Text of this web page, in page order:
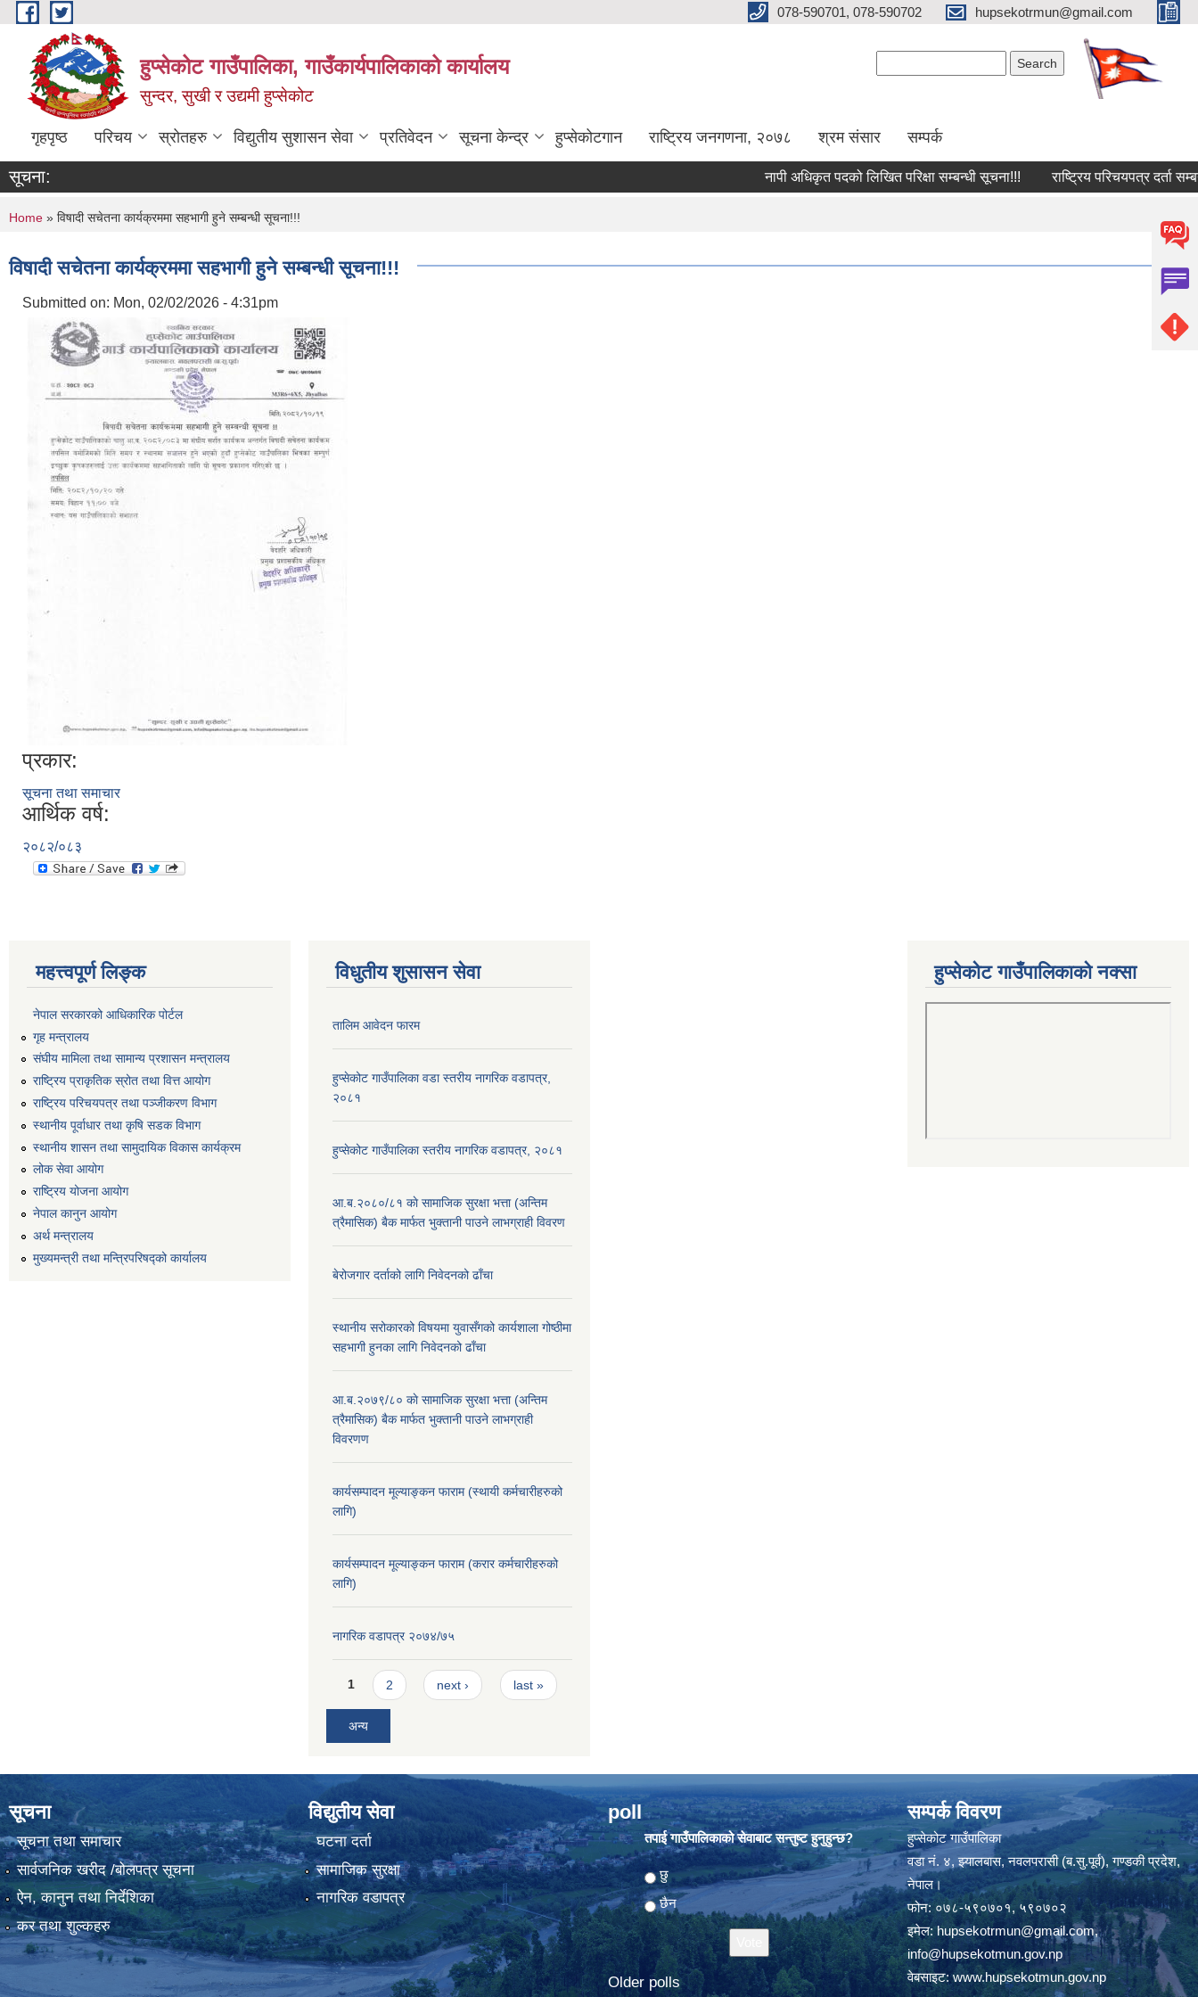
Skip to main content 078-590701, 078-590702 hupsekotrmun@gmail.com
हुप्सेकोट गाउँपालिका, गाउँकार्यपालिकाको कार्यालय
सुन्दर, सुखी र उद्यमी हुप्सेकोट
गृहपृष्ठ परिचय स्रोतहरु विद्युतीय सुशासन सेवा प्रतिवेदन सूचना केन्द्र हुप्सेकोटगान राष्ट्रिय जनगणना, २०७८ श्रम संसार सम्पर्क
सूचना: नापी अधिकृत पदको लिखित परिक्षा सम्बन्धी सूचना!!! राष्‍ट्रिय परिचयपत्र दर्ता सम्बन्धी
You are here
Home » विषादी सचेतना कार्यक्रममा सहभागी हुने सम्बन्धी सूचना!!!
विषादी सचेतना कार्यक्रममा सहभागी हुने सम्बन्धी सूचना!!!
Submitted on: Mon, 02/02/2026 - 4:31pm
प्रकार:
सूचना तथा समाचार
आर्थिक वर्ष:
२०८२/०८३
महत्त्वपूर्ण लिङ्क
नेपाल सरकारको आधिकारिक पोर्टल
गृह मन्त्रालय
संघीय मामिला तथा सामान्य प्रशासन मन्त्रालय
राष्ट्रिय प्राकृतिक स्रोत तथा वित्त आयोग
राष्ट्रिय परिचयपत्र तथा पञ्जीकरण विभाग
स्थानीय पूर्वाधार तथा कृषि सडक विभाग
स्थानीय शासन तथा सामुदायिक विकास कार्यक्रम
लोक सेवा आयोग
राष्ट्रिय योजना आयोग
नेपाल कानुन आयोग
अर्थ मन्त्रालय
मुख्यमन्त्री तथा मन्त्रिपरिषद्को कार्यालय
विधुतीय शुसासन सेवा
तालिम आवेदन फारम
हुप्सेकोट गाउँपालिका वडा स्तरीय नागरिक वडापत्र,
२०८१
हुप्सेकोट गाउँपालिका स्तरीय नागरिक वडापत्र, २०८१
आ.ब.२०८०/८१ काे सामाजिक सुरक्षा भत्ता (अन्तिम
त्रैमासिक) बैक मार्फत भुक्तानी पाउने लाभग्राही विवरण
बेरोजगार दर्ताको लागि निवेदनको ढाँचा
स्थानीय सरोकारको विषयमा युवासँगको कार्यशाला गोष्ठीमा
सहभागी हुनका लागि निवेदनको ढाँचा
आ.ब.२०७९/८० काे सामाजिक सुरक्षा भत्ता (अन्तिम
त्रैमासिक) बैक मार्फत भुक्तानी पाउने लाभग्राही
विवरणण
कार्यसम्पादन मूल्याङ्कन फाराम (स्थायी कर्मचारीहरुको
लागि)
कार्यसम्पादन मूल्याङ्कन फाराम (करार कर्मचारीहरुको
लागि)
नागरिक वडापत्र २०७४/७५
Pages
1 2 next › last »
अन्य
हुप्सेकोट गाउँपालिकाको नक्सा
सूचना
सूचना तथा समाचार
सार्वजनिक खरीद /बोलपत्र सूचना
ऐन, कानुन तथा निर्देशिका
कर तथा शुल्कहरु
विद्युतीय सेवा
घटना दर्ता
सामाजिक सुरक्षा
नागरिक वडापत्र
poll
तपाई गाउँपालिकाको सेवाबाट सन्तुष्ट हुनुहुन्छ?
Choices
छु
छैन
Older polls
सम्पर्क विवरण
हुप्सेकोट गाउँपालिका
वडा नं. ४, झ्यालबास, नवलपरासी (ब.सु.पूर्व), गण्डकी प्रदेश,
नेपाल।
फोन: ०७८-५९०७०१, ५९०७०२
इमेल: hupsekotrmun@gmail.com,
info@hupsekotmun.gov.np
वेबसाइट:www.hupsekotmun.gov.np